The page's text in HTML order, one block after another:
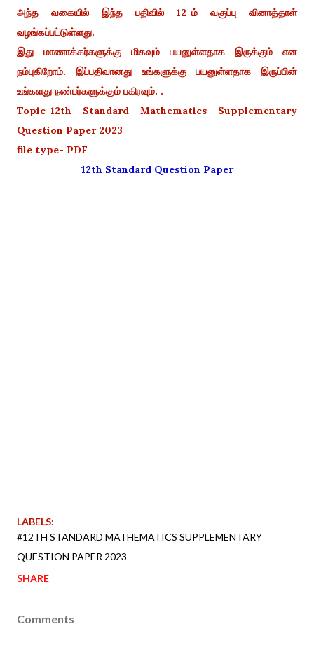
அந்த வகையில் இந்த பதிவில் 12-ம் வகுப்பு வினாத்தாள்
வழங்கப்பட்டுள்ளது.
இது மாணாக்கர்களுக்கு மிகவும் பயனுள்ளதாக இருக்கும் என
நம்புகிறோம். இப்பதிவானது உங்களுக்கு பயனுள்ளதாக இருப்பின்
உங்களது நண்பர்களுக்கும் பகிரவும். .
Topic-12th Standard Mathematics Supplementary
Question Paper 2023
file type- PDF
12th Standard Question Paper
LABELS:
#12TH STANDARD MATHEMATICS SUPPLEMENTARY
QUESTION PAPER 2023
SHARE
Comments